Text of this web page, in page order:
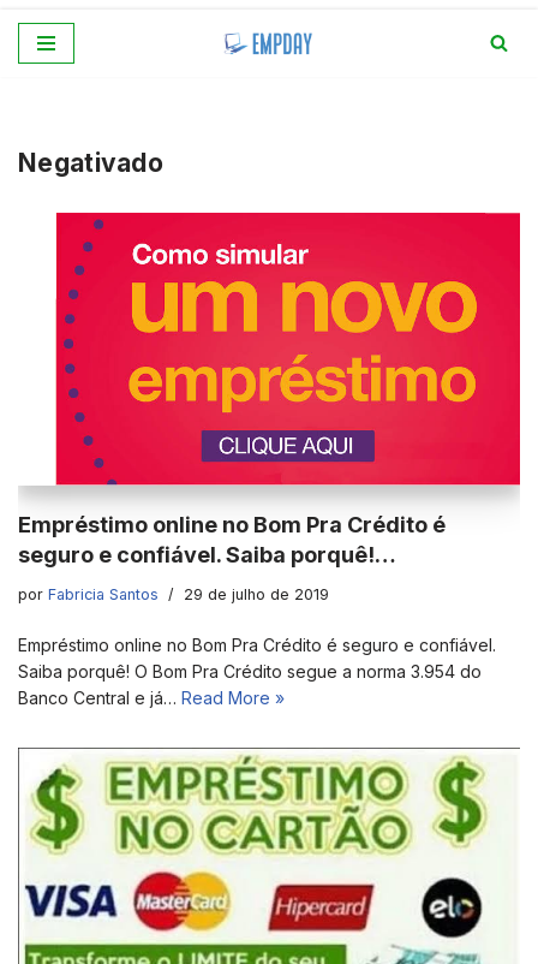
conteúdo
Negativado
Empréstimo online no Bom Pra Crédito é
seguro e confiável. Saiba porquê!…
por Fabricia Santos 29 de julho de 2019
Empréstimo online no Bom Pra Crédito é seguro e confiável.
Saiba porquê! O Bom Pra Crédito segue a norma 3.954 do
Banco Central e já… Read More »